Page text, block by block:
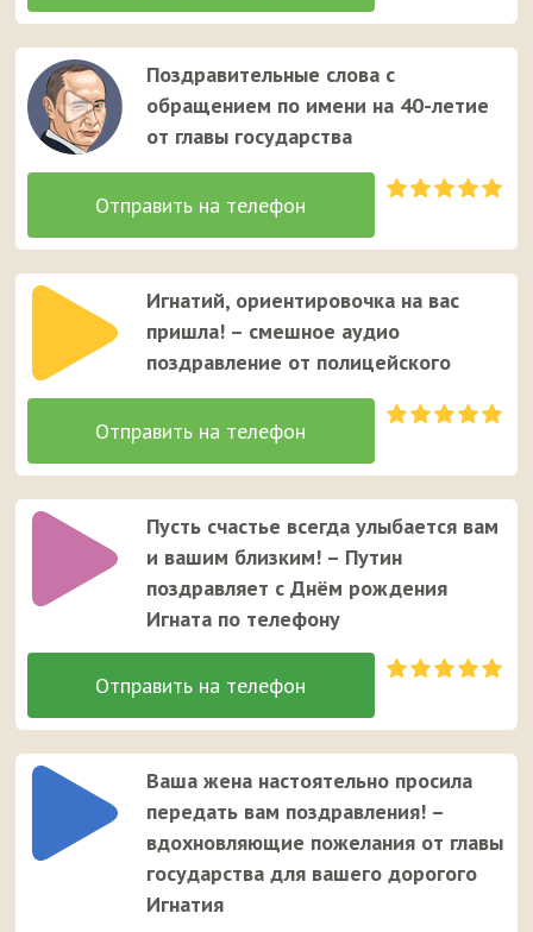
Поздравительные слова с
обращением по имени на 40-летие
от главы государства
Игнатий, ориентировочка на вас
пришла! – смешное аудио
поздравление от полицейского
Пусть счастье всегда улыбается вам
и вашим близким! – Путин
поздравляет с Днём рождения
Игната по телефону
Ваша жена настоятельно просила
передать вам поздравления! –
вдохновляющие пожелания от главы
государства для вашего дорогого
Игнатия